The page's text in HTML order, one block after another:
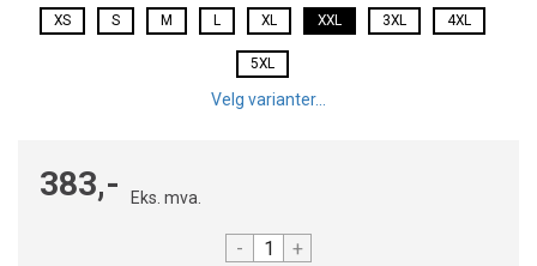
XS S M L XL XXL 3XL 4XL
5XL
Velg varianter...
Eks. mva.
383,-
- +